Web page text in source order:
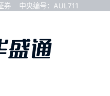
券 中央编号：AUL711